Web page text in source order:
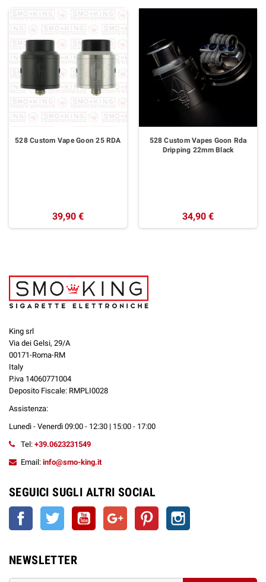
528 Custom Vape Goon 25 RDA
39,90 €
528 Custom Vapes Goon Rda
Dripping 22mm Black
34,90 €
King srl
Via dei Gelsi, 29/A
00171-Roma-RM
Italy
P.iva 14060771004
Deposito Fiscale: RMPLI0028
Assistenza:
Lunedì - Venerdì 09:00 - 12:30 | 15:00 - 17:00
Tel: +39.0623231549
Email: info@smo-king.it
SEGUICI SUGLI ALTRI SOCIAL
Facebook Twitter YouTube Google+ Pinterest
NEWSLETTER